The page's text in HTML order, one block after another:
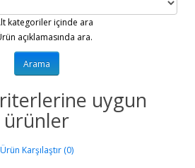
kategoriler içinde ara
açıklamasında ara.
uygun
ürünler
Ürün Karşılaştır (0)